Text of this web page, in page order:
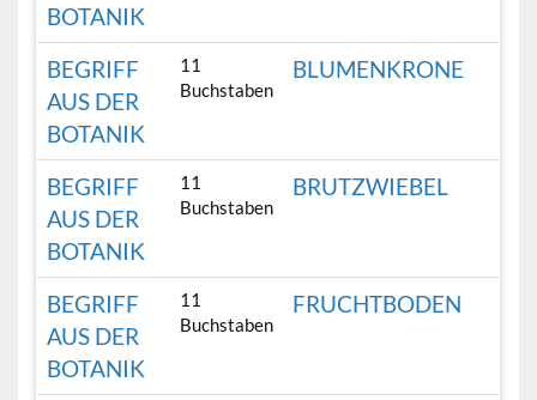
BOTANIK
BEGRIFF
AUS DER
BOTANIK
11
Buchstaben
BLUMENKRONE
BEGRIFF
AUS DER
BOTANIK
11
Buchstaben
BRUTZWIEBEL
BEGRIFF
AUS DER
BOTANIK
11
Buchstaben
FRUCHTBODEN